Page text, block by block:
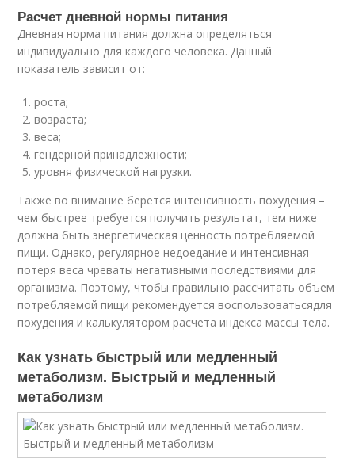
Расчет дневной нормы питания
Дневная норма питания должна определяться
индивидуально для каждого человека. Данный
показатель зависит от:
роста;
возраста;
веса;
гендерной принадлежности;
уровня физической нагрузки.
Также во внимание берется интенсивность похудения –
чем быстрее требуется получить результат, тем ниже
должна быть энергетическая ценность потребляемой
пищи. Однако, регулярное недоедание и интенсивная
потеря веса чреваты негативными последствиями для
организма. Поэтому, чтобы правильно рассчитать объем
потребляемой пищи рекомендуется воспользоватьсядля
похудения и калькулятором расчета индекса массы тела.
Как узнать быстрый или медленный
метаболизм. Быстрый и медленный
метаболизм